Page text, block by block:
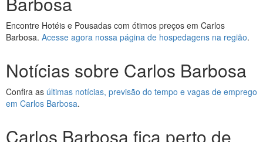
Encontre Hotéis e Pousadas com ótimos preços em Carlos
Barbosa. Acesse agora nossa página de hospedagens na região.
Notícias sobre Carlos Barbosa
Confira as últimas notícias, previsão do tempo e vagas de emprego
em Carlos Barbosa.
Carlos Barbosa fica perto de